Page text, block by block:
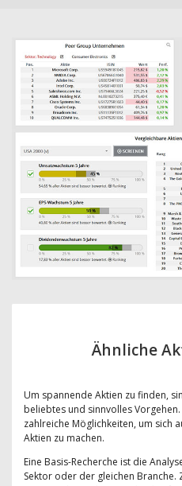
Ähnliche
Um spannende Aktien zu finden,
beliebtes und sinnvolles
zahlreiche Möglichkeiten, um sich
Aktien zu machen.
Eine Basis-Recherche ist die
Sektor oder der gleichen